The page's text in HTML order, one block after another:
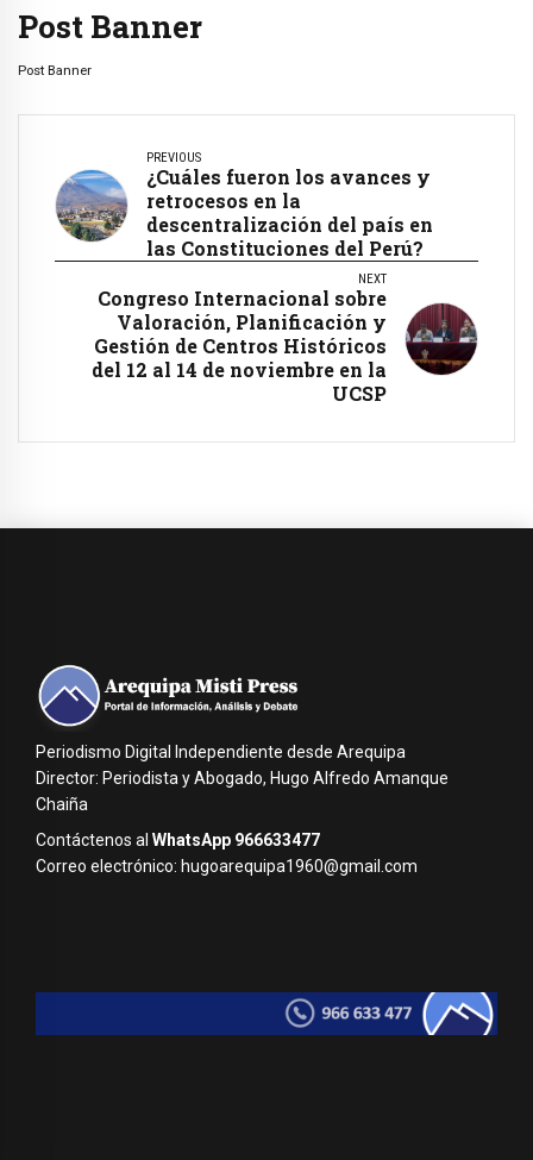
Post Banner
Post Banner
PREVIOUS
¿Cuáles fueron los avances y
retrocesos en la
descentralización del país en
las Constituciones del Perú?
NEXT
Congreso Internacional sobre
Valoración, Planificación y
Gestión de Centros Históricos
del 12 al 14 de noviembre en la
UCSP
Periodismo Digital Independiente desde Arequipa
Director: Periodista y Abogado, Hugo Alfredo Amanque
Chaiña
Contáctenos al WhatsApp 966633477
Correo electrónico: hugoarequipa1960@gmail.com